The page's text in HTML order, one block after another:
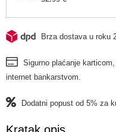
Brza dostava u roku
Sigurno plaćanje
internet bankarstvom.
Dodatni popust od 5% za
Kratak opis